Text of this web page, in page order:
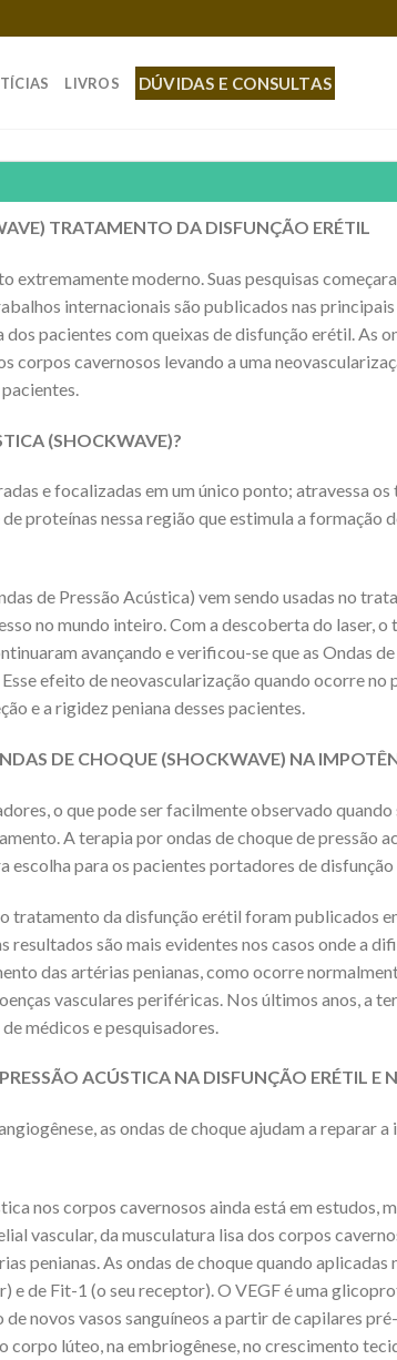
LIVROS DÚVIDAS E CONSULTAS
TRATAMENTO DA DISFUNÇÃO ERÉTIL
moderno. Suas pesquisas
internacionais são publicados nas
pacientes com queixas de disfunção erétil. As
corpos cavernosos levando a uma
(SHOCKWAVE)?
e focalizadas em um único ponto; atravessa
proteínas nessa região que estimula a formação
de Pressão Acústica) vem sendo usadas no
no mundo inteiro. Com a descoberta do laser,
avançando e verificou-se que as Ondas
efeito de neovascularização quando ocorre
e a rigidez peniana desses pacientes.
DE CHOQUE (SHOCKWAVE) NA
o que pode ser facilmente observado
A terapia por ondas de choque de pressão
para os pacientes portadores de disfunção
tratamento da disfunção erétil foram publicados
são mais evidentes nos casos onde a
das artérias penianas, como ocorre
vasculares periféricas. Nos últimos anos, a
médicos e pesquisadores.
ACÚSTICA NA DISFUNÇÃO ERÉTIL E
as ondas de choque ajudam a reparar
nos corpos cavernosos ainda está em estudos,
vascular, da musculatura lisa dos corpos
penianas. As ondas de choque quando
de Fit-1 (o seu receptor). O VEGF é uma
novos vasos sanguíneos a partir de capilares
lúteo, na embriogênese, no crescimento